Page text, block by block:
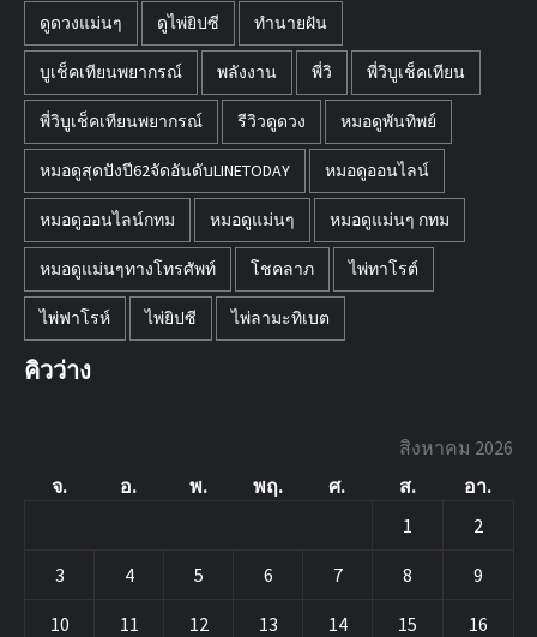
ดูดวงแม่นๆ ดูไพ่ยิปซี ทำนายฝัน
บูเช็คเทียนพยากรณ์ พลังงาน พี่วิ พี่วิบูเช็คเทียน
พี่วิบูเช็คเทียนพยากรณ์ รีวิวดูดวง หมอดูพันทิพย์
หมอดูสุดปังปี62จัดอันดับLINETODAY หมอดูออนไลน์
หมอดูออนไลน์กทม หมอดูแม่นๆ หมอดูแม่นๆ กทม
หมอดูแม่นๆทางโทรศัพท์ โชคลาภ ไพ่ทาโรต์
ไพ่ฟาโรห์ ไพ่ยิปซี ไพ่ลามะทิเบต
คิวว่าง
สิงหาคม 2026
จ.
อ. พ. พฤ. ศ. ส.
อา.
1
2
3 4 5 6 7 8 9
10 11 12 13 14 15 16